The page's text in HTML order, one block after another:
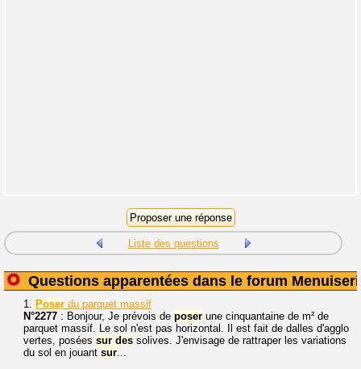
Liste des questions
Questions apparentées dans le forum
1. Poser du parquet massif
N°2277 : Bonjour, Je prévois de poser une cinquantaine de m² de
parquet massif. Le sol n'est pas horizontal. Il est fait de dalles d'agglo
vertes, posées sur des solives. J'envisage de rattraper les variations
du sol en jouant sur...